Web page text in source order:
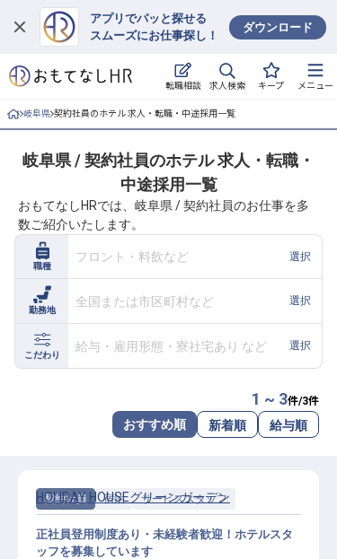
アプリでパッと探せる
スムーズにお仕事探し！
ダウンロード
転職相談 求人検索 キープ メニュー
ログイン
求人・施設を探す
就職・転職 合同説明会
おもてなしHRについて
ご利用の流れ
よくある質問
ホテル・宿泊業界情報コラム
転職サポートに申し込む
岐阜県 契約社員のホテル 求人・転職・中途採用一覧
岐阜県 / 契約社員のホテル 求人・転職・
中途採用一覧
おもてなしHRでは、岐阜県 / 契約社員のお仕事を多
数ご紹介いたします。
職種
フロント・料飲など 選択
勤務地
全国または市区町村など 選択
こだわり
給与・雇用形態・寮社宅あり など 選択
1 ~ 3件/3件
おすすめ順 新着順 給与順
契約社員 宿泊 サービススタッフ
HOLIDAY HOUSEグリーンガーデン
正社員登用制度あり・未経験者歓迎！ホテルスタ
ッフを募集しています